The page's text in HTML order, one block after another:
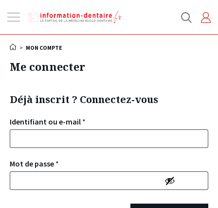
la
> MON COMPTE
Me connecter
Déjà inscrit ? Connectez-vous
Identifiant ou e-mail *
Mot de passe *